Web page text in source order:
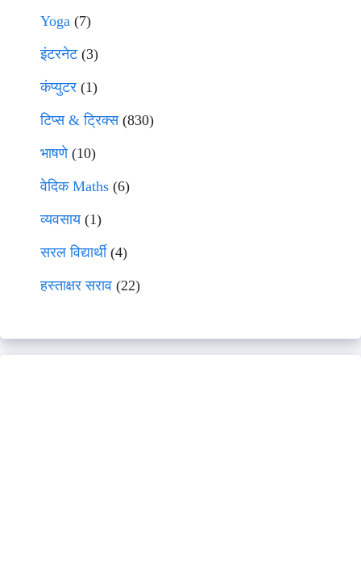
Yoga (7)
इंटरनेट(3)
कंप्युटर (1)
टिप्स & ट्रिक्स(830)
भाषणे(10)
वेदिक Maths (6)
व्यवसाय(1)
सरल विद्यार्थी(4)
हस्ताक्षर सराव (22)